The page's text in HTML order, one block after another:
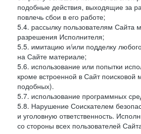
подобные действия, выходящие за
повлечь сбои в его работе;
5.4. рассылку пользователям Сайта
разрешения Исполнителя;
5.5. имитацию и/или подделку
на Сайте материале;
5.6. использование или попытки
кроме встроенной в Сайт
подобных).
5.7. использование программных
5.8. Нарушение Соискателем
и уголовную ответственность.
со стороны всех пользователей